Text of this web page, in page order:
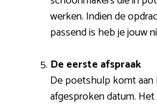
werken. Indien de
passend is heb je jouw
De eerste afspraak
De poetshulp komt aan
afgesproken datum.